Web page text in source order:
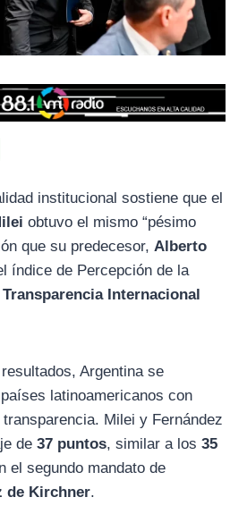
a
t
s
institucional sostiene que el
obtuvo el mismo “pésimo
que su predecesor, Alberto
índice de Percepción de la
Transparencia Internacional
Argentina se
latinoamericanos con
Milei y Fernández
de 37 puntos, similar a los 35
el segundo mandato de
de Kirchner.